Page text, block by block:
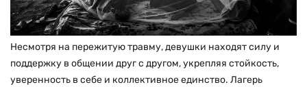
Несмотря на пережитую травму, девушки находят силу и
поддержку в общении друг с другом, укрепляя стойкость,
уверенность в себе и коллективное единство. Лагерь